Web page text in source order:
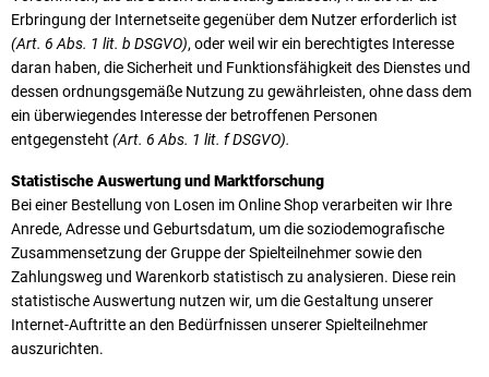
Erbringung der Internetseite gegenüber dem Nutzer erforderlich ist
(Art. 6 Abs. 1 lit. b DSGVO), oder weil wir ein berechtigtes Interesse
daran haben, die Sicherheit und Funktionsfähigkeit des Dienstes und
dessen ordnungsgemäße Nutzung zu gewährleisten, ohne dass dem
ein überwiegendes Interesse der betroffenen Personen
entgegensteht (Art. 6 Abs. 1 lit. f DSGVO).
Statistische Auswertung und Marktforschung
Bei einer Bestellung von Losen im Online Shop verarbeiten wir Ihre
Anrede, Adresse und Geburtsdatum, um die soziodemografische
Zusammensetzung der Gruppe der Spielteilnehmer sowie den
Zahlungsweg und Warenkorb statistisch zu analysieren. Diese rein
statistische Auswertung nutzen wir, um die Gestaltung unserer
Internet-Auftritte an den Bedürfnissen unserer Spielteilnehmer
auszurichten.